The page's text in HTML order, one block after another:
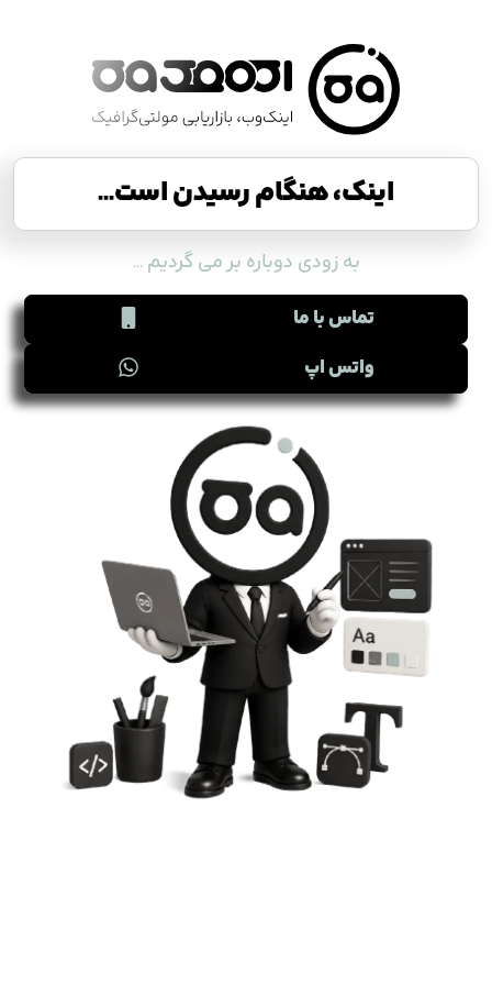
اینک، هنگام رسیدن است...
به زودی دوباره بر می گردیم ...
تماس با ما
واتس اپ